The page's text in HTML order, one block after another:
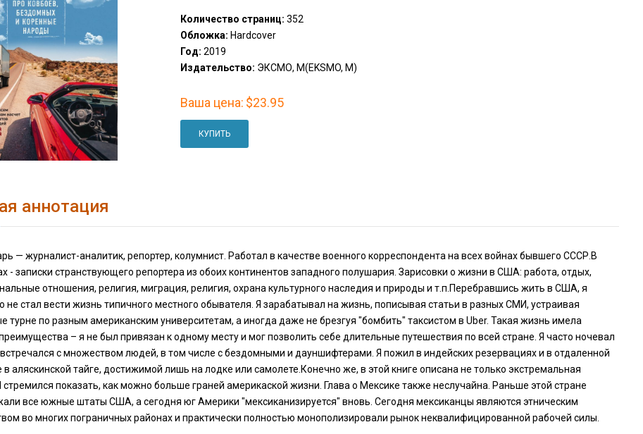
Количество страниц: 352
Обложка: Hardcover
Год: 2019
Издательство: ЭКСМО, М(EKSMO, M)
Ваша цена: $23.95
КУПИТЬ
аннотация
— журналист-аналитик, репортер, колумнист. Работал в качестве военного корреспондента на всех войнах бывшего СССР.В
- записки странствующего репортера из обоих континентов западного полушария. Зарисовки о жизни в США: работа, отдых,
отношения, религия, миграция, религия, охрана культурного наследия и природы и т.п.Перебравшись жить в США, я
стал вести жизнь типичного местного обывателя. Я зарабатывал на жизнь, пописывая статьи в разных СМИ, устраивая
турне по разным американским университетам, а иногда даже не брезгуя "бомбить" таксистом в Uber. Такая жизнь имела
– я не был привязан к одному месту и мог позволить себе длительные путешествия по всей стране. Я часто ночевал
встречался с множеством людей, в том числе с бездомными и дауншифтерами. Я пожил в индейских резервациях и в отдаленной
аляскинской тайге, достижимой лишь на лодке или самолете.Конечно же, в этой книге описана не только экстремальная
показать, как можно больше граней америкаской жизни. Глава о Мексике также неслучайна. Раньше этой стране
все южные штаты США, а сегодня юг Америки "мексиканизируется" вновь. Сегодня мексиканцы являются этническим
во многих пограничных районах и практически полностью монополизировали рынок неквалифицированной рабочей силы.